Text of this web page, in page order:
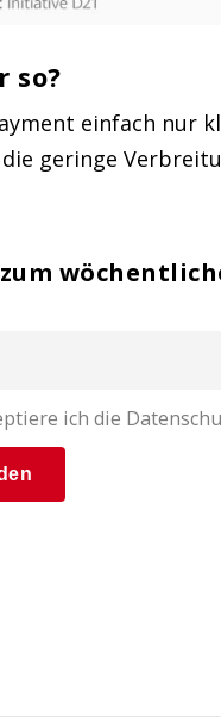
so?
einfach nur
geringe
ich die